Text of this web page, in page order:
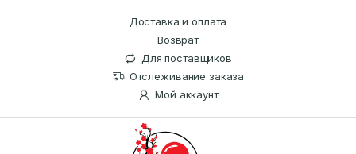
Доставка и оплата
Возврат
Для поставщиков
Отслеживание заказа
Мой аккаунт